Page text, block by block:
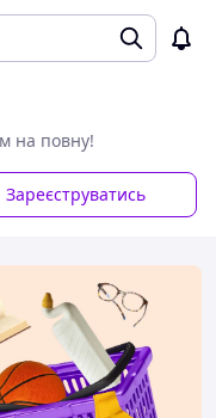
на повну!
Зареєструватись